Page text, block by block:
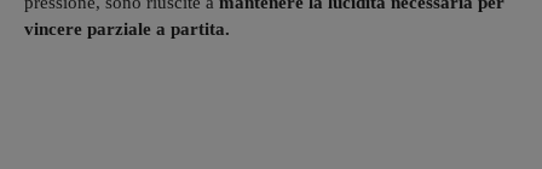
vincere parziale a partita.